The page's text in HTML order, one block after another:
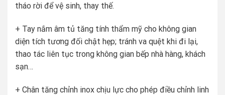
tháo rời để vệ sinh, thay thế.
+ Tay nắm âm tủ tăng tính thẩm mỹ cho không gian
diện tích tương đối chật hẹp; tránh va quệt khi đi lại,
thao tác liên tục trong không gian bếp nhà hàng, khách
sạn…
+ Chân tăng chỉnh inox chịu lực cho phép điều chỉnh linh